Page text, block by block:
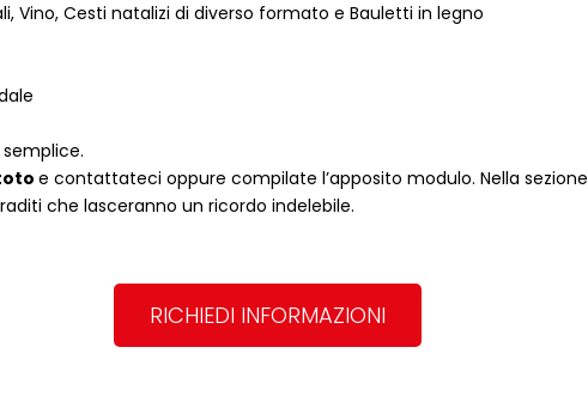
Vino, Cesti natalizi di diverso formato e Bauletti in legno
e contattateci oppure compilate l’apposito modulo. Nella sezione
che lasceranno un ricordo indelebile.
RICHIEDI INFORMAZIONI